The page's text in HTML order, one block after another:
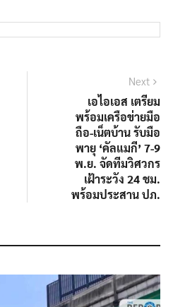
Next
เอไอเอส เตรียม
พร้อมเครือข่ายมือ
ถือ-เน็ตบ้าน รับมือ
พายุ ‘คัลแมกี’ 7-9
พ.ย. จัดทีมวิศวกร
เฝ้าระวัง 24 ชม.
พร้อมประสาน ปภ.